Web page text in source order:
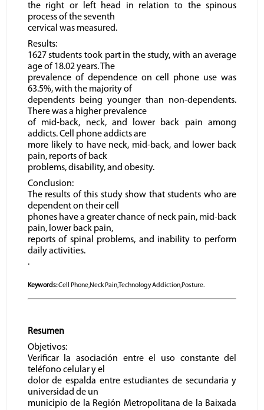
the right or left head in relation to the spinous
process of the seventh
cervical was measured.
Results:
1627 students took part in the study, with an average
age of 18.02 years. The
prevalence of dependence on cell phone use was
63.5%, with the majority of
dependents being younger than non-dependents.
There was a higher prevalence
of mid-back, neck, and lower back pain among
addicts. Cell phone addicts are
more likely to have neck, mid-back, and lower back
pain, reports of back
problems, disability, and obesity.
Conclusion:
The results of this study show that students who are
dependent on their cell
phones have a greater chance of neck pain, mid-back
pain, lower back pain,
reports of spinal problems, and inability to perform
daily activities.
.
Keywords:Cell Phone,Neck Pain,Technology Addiction,Posture.
Resumen
Objetivos:
Verificar la asociación entre el uso constante del
teléfono celular y el
dolor de espalda entre estudiantes de secundaria y
universidad de un
municipio de la Región Metropolitana de la Baixada